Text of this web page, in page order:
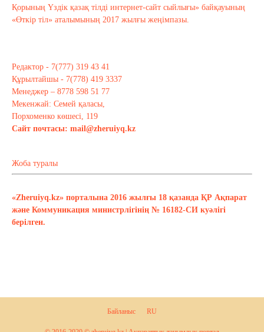
Қорының Үздік қазақ тілді интернет-сайт сыйлығы» байқауының
«Өткір тіл» аталымының 2017 жылғы жеңімпазы.
Редактор - 7(777) 319 43 41
Құрылтайшы - 7(778) 419 3337
Менеджер – 8778 598 51 77
Мекенжай: Семей қаласы,
Порхоменко көшесі, 119
Сайт почтасы: mail@zheruiyq.kz
Жоба туралы
«Zheruiyq.kz» порталына 2016 жылғы 18 қазанда ҚР Ақпарат
және Коммуникация министрлігінің № 16182-СИ куәлігі
берілген.
Байланыс RU